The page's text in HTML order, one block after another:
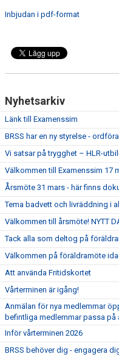
Inbjudan i pdf-format
Nyhetsarkiv
Länk till Examenssim
BRSS har en ny styrelse -
Vi satsar på trygghet – HLR-
Välkommen till Examenssim 17
Årsmöte 31 mars - här finns
Tema badvett och livräddning i
Välkommen till årsmöte! NYTT
Tack alla som deltog på
Välkommen på föräldramöte
Att använda Fritidskortet
Vårterminen är igång!
Anmälan för nya medlemmar
befintliga medlemmar passa på
Inför vårterminen 2026
BRSS behöver dig - engagera